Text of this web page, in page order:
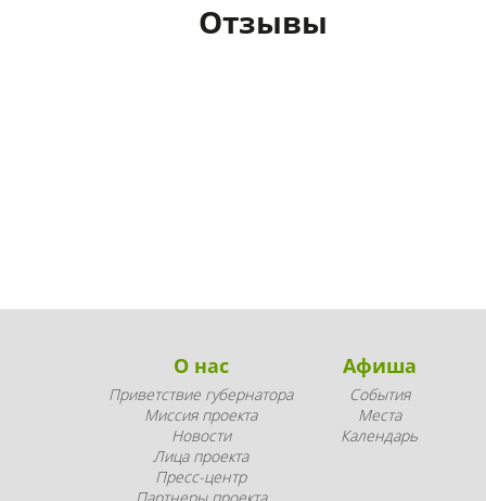
Отзывы
О нас
Приветствие губернатора
Миссия проекта
Новости
Лица проекта
Пресс-центр
Афиша
События
Места
Календарь